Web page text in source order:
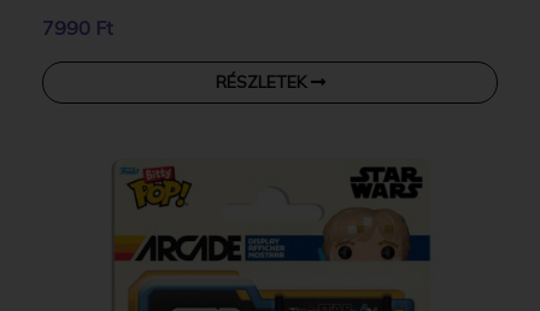
7990 Ft
RÉSZLETEK